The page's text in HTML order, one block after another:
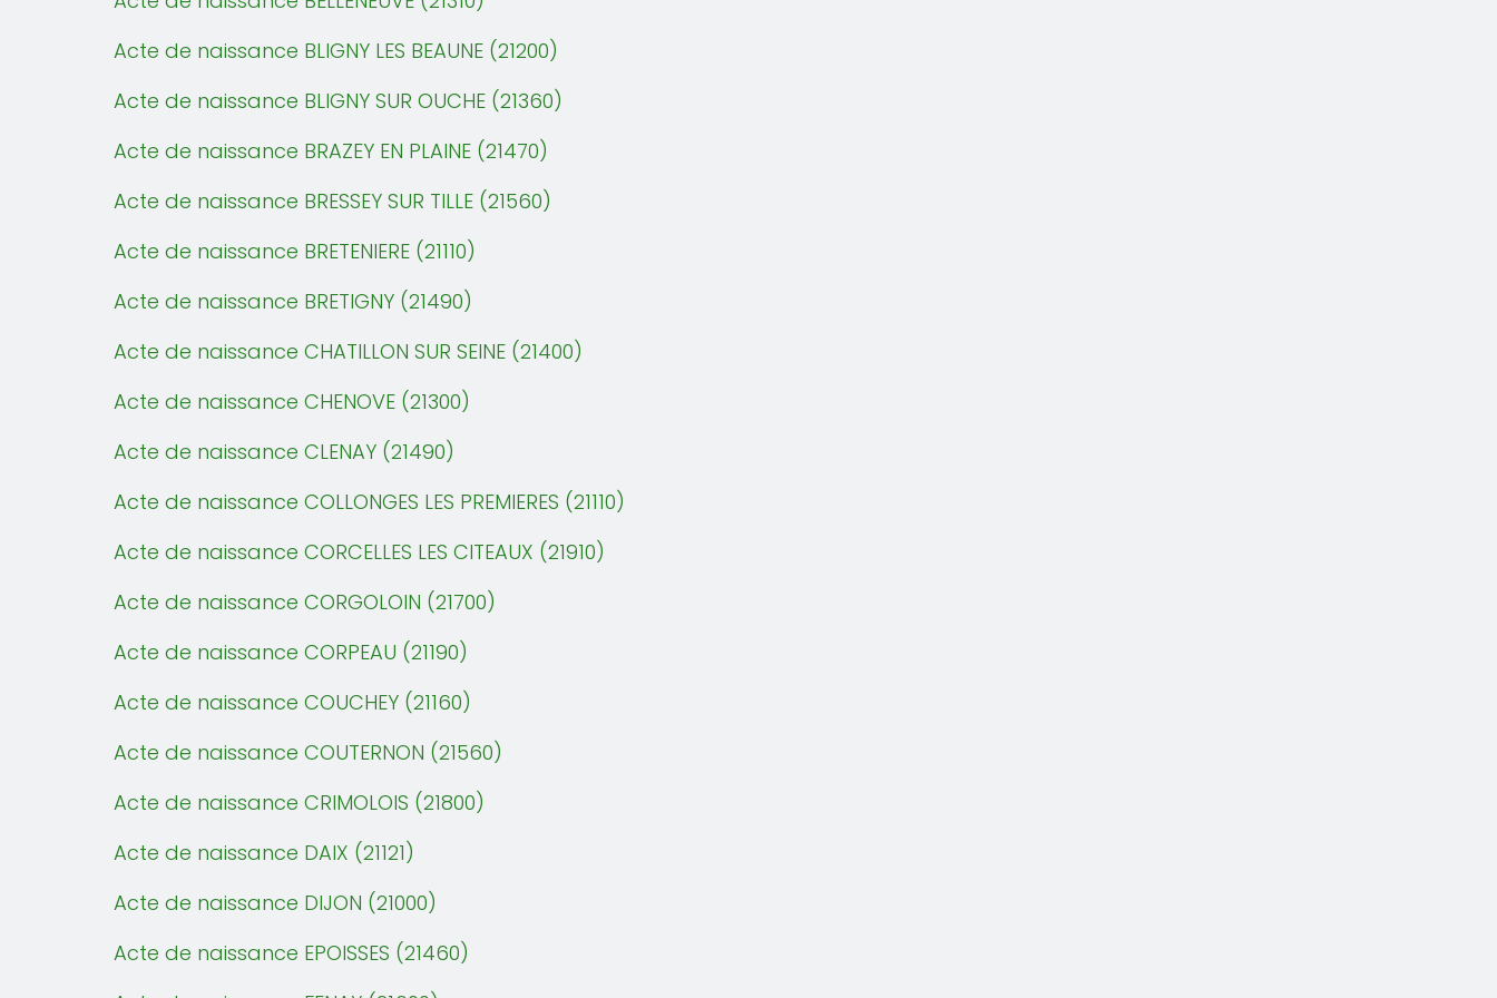
Acte de naissance BLIGNY LES BEAUNE (21200)
Acte de naissance BLIGNY SUR OUCHE (21360)
Acte de naissance BRAZEY EN PLAINE (21470)
Acte de naissance BRESSEY SUR TILLE (21560)
Acte de naissance BRETENIERE (21110)
Acte de naissance BRETIGNY (21490)
Acte de naissance CHATILLON SUR SEINE (21400)
Acte de naissance CHENOVE (21300)
Acte de naissance CLENAY (21490)
Acte de naissance COLLONGES LES PREMIERES (21110)
Acte de naissance CORCELLES LES CITEAUX (21910)
Acte de naissance CORGOLOIN (21700)
Acte de naissance CORPEAU (21190)
Acte de naissance COUCHEY (21160)
Acte de naissance COUTERNON (21560)
Acte de naissance CRIMOLOIS (21800)
Acte de naissance DAIX (21121)
Acte de naissance DIJON (21000)
Acte de naissance EPOISSES (21460)